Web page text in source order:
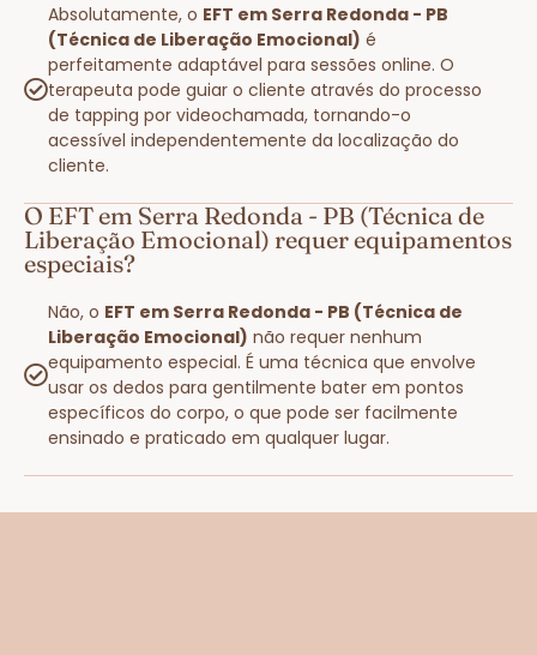
Absolutamente, o EFT em Serra Redonda - PB
(Técnica de Liberação Emocional) é
perfeitamente adaptável para sessões online. O
terapeuta pode guiar o cliente através do processo
de tapping por videochamada, tornando-o
acessível independentemente da localização do
cliente.
O EFT em Serra Redonda - PB (Técnica de
Liberação Emocional) requer equipamentos
especiais?
Não, o EFT em Serra Redonda - PB (Técnica de
Liberação Emocional) não requer nenhum
equipamento especial. É uma técnica que envolve
usar os dedos para gentilmente bater em pontos
específicos do corpo, o que pode ser facilmente
ensinado e praticado em qualquer lugar.